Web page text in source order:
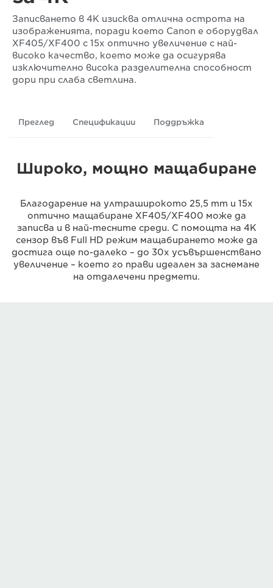
Записването в 4K изисква отлична острота на
изображенията, поради което Canon е оборудвал
XF405/XF400 с 15x оптично увеличение с най-
високо качество, което може да осигурява
изключително висока разделителна способност
дори при слаба светлина.
Преглед Спецификации Поддръжка
Широко, мощно мащабиране
Благодарение на ултраширокото 25,5 mm и 15x
оптично мащабиране XF405/XF400 може да
записва и в най-тесните среди. С помощта на 4K
сензор във Full HD режим мащабирането може да
достига още по-далеко – до 30x усъвършенствано
увеличение – което го прави идеален за заснемане
на отдалечени предмети.